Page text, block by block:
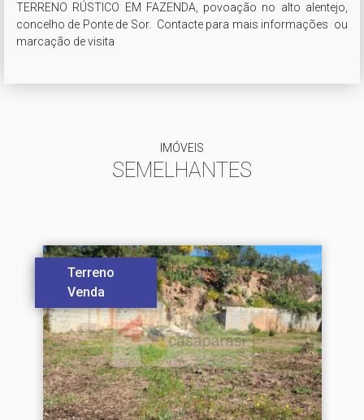
TERRENO RÚSTICO EM FAZENDA, povoação no alto alentejo,
concelho de Ponte de Sor.  Contacte para mais informações  ou
marcação de visita
IMÓVEIS
SEMELHANTES
Terreno
Venda